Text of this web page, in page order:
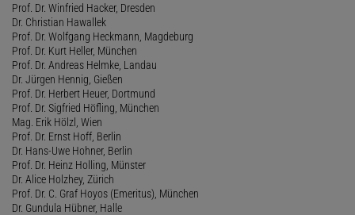
Prof. Dr. Winfried Hacker, Dresden
Dr. Christian Hawallek
Prof. Dr. Wolfgang Heckmann, Magdeburg
Prof. Dr. Kurt Heller, München
Prof. Dr. Andreas Helmke, Landau
Dr. Jürgen Hennig, Gießen
Prof. Dr. Herbert Heuer, Dortmund
Prof. Dr. Sigfried Höfling, München
Mag. Erik Hölzl, Wien
Prof. Dr. Ernst Hoff, Berlin
Dr. Hans-Uwe Hohner, Berlin
Prof. Dr. Heinz Holling, Münster
Dr. Alice Holzhey, Zürich
Prof. Dr. C. Graf Hoyos (Emeritus), München
Dr. Gundula Hübner, Halle